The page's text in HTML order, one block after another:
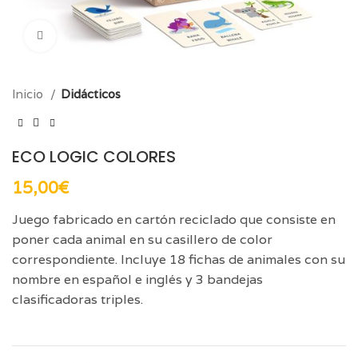
Click para aumentar
Inicio Didácticos
ECO LOGIC COLORES
15,00€
Juego fabricado en cartón reciclado que consiste en
poner cada animal en su casillero de color
correspondiente. Incluye 18 fichas de animales con su
nombre en español e inglés y 3 bandejas
clasificadoras triples.